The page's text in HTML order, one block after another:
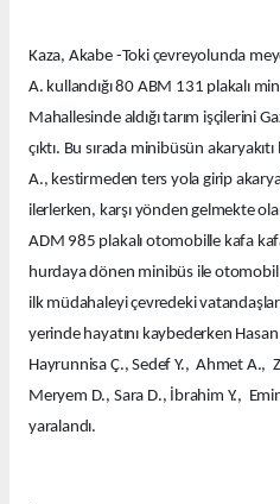
Kaza, Akabe -Toki çevreyolunda
A. kullandığı 80 ABM 131 plakalı
Mahallesinde aldığı tarım işçilerini
çıktı. Bu sırada minibüsün
A., kestirmeden ters yola girip
ilerlerken, karşı yönden gelmekte
ADM 985 plakalı otomobille kafa
hurdaya dönen minibüs ile otomobil
ilk müdahaleyi çevredeki
yerinde hayatını kaybederken
Hayrunnisa Ç., Sedef Y., Ahmet A.,
Meryem D., Sara D., İbrahim Y.,
yaralandı.